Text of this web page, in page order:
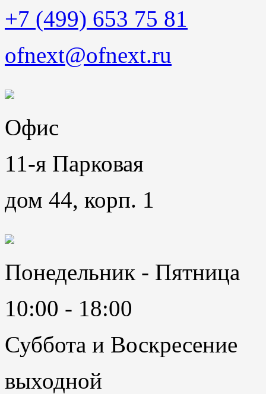
+7 (499) 653 75 81
ofnext@ofnext.ru
Офис
11-я Парковая
дом 44, корп. 1
Понедельник - Пятница
10:00 - 18:00
Суббота и Воскресение
выходной